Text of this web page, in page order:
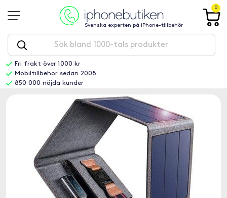
Svenska experten på iPhone-tillbehör
0
Fri frakt över 1000 kr
Mobiltillbehör sedan 2008
850 000 nöjda kunder